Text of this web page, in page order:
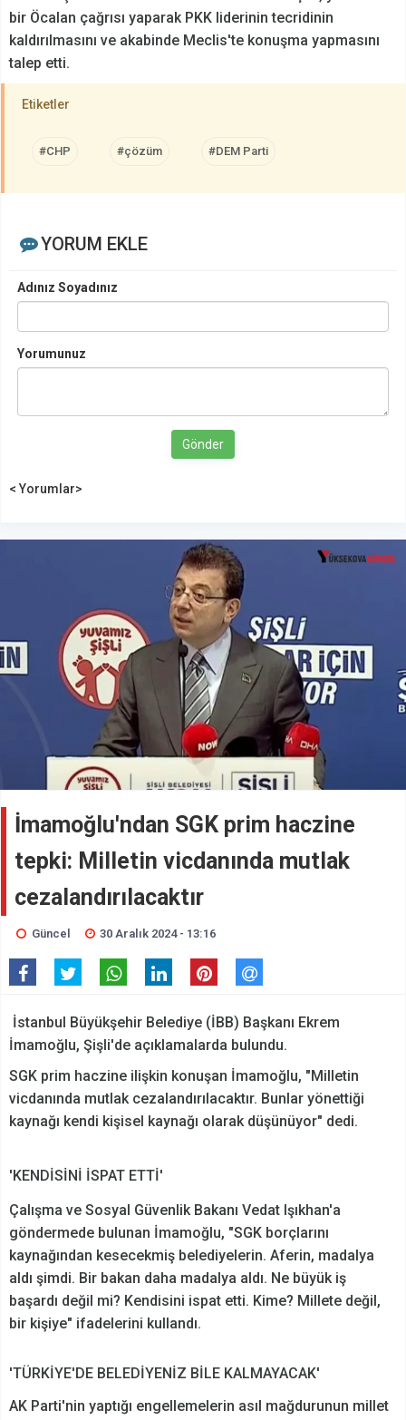
bir Öcalan çağrısı yaparak PKK liderinin tecridinin
kaldırılmasını ve akabinde Meclis'te konuşma yapmasını
talep etti.
Etiketler
#CHP #çözüm #DEM Parti
YORUM EKLE
Adınız Soyadınız
Yorumunuz
Gönder
< Yorumlar>
İmamoğlu'ndan SGK prim haczine
tepki: Milletin vicdanında mutlak
cezalandırılacaktır
Güncel 30 Aralık 2024 - 13:16
İstanbul Büyükşehir Belediye (İBB) Başkanı Ekrem
İmamoğlu, Şişli'de açıklamalarda bulundu.
SGK prim haczine ilişkin konuşan İmamoğlu, "Milletin
vicdanında mutlak cezalandırılacaktır. Bunlar yönettiği
kaynağı kendi kişisel kaynağı olarak düşünüyor" dedi.
'KENDİSİNİ İSPAT ETTİ'
Çalışma ve Sosyal Güvenlik Bakanı Vedat Işıkhan'a
göndermede bulunan İmamoğlu, "SGK borçlarını
kaynağından kesecekmiş belediyelerin. Aferin, madalya
aldı şimdi. Bir bakan daha madalya aldı. Ne büyük iş
başardı değil mi? Kendisini ispat etti. Kime? Millete değil,
bir kişiye" ifadelerini kullandı.
'TÜRKİYE'DE BELEDİYENİZ BİLE KALMAYACAK'
AK Parti'nin yaptığı engellemelerin asıl mağdurunun millet